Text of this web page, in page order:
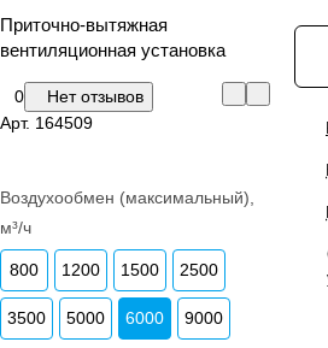
Приточно-вытяжная
вентиляционная установка
0
Нет отзывов
Арт. 164509
Воздухообмен (максимальный),
м³/ч
800 1200 1500 2500
3500 5000 6000 9000